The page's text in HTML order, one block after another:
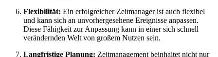
Flexibilität: Ein erfolgreicher Zeitmanager ist auch flexibel
und kann sich an unvorhergesehene Ereignisse anpassen.
Diese Fähigkeit zur Anpassung kann in einer sich schnell
verändernden Welt von großem Nutzen sein.
Langfristige Planung: Zeitmanagement beinhaltet nicht nur